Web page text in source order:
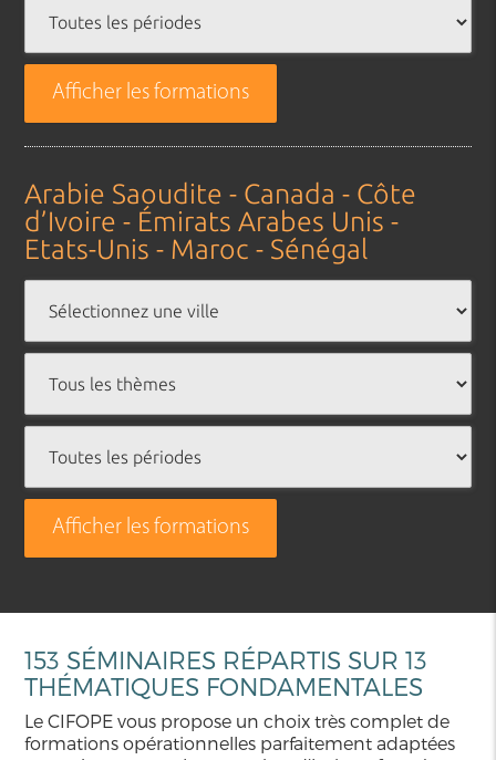
Afficher les formations
Arabie Saoudite - Canada - Côte
d’Ivoire - Émirats Arabes Unis -
Etats-Unis - Maroc - Sénégal
Afficher les formations
153 SÉMINAIRES RÉPARTIS SUR 13
THÉMATIQUES FONDAMENTALES
Le CIFOPE vous propose un choix très complet de
formations opérationnelles parfaitement adaptées